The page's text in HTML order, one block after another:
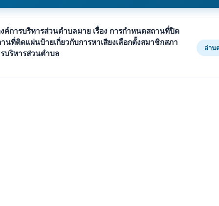
ค์การบริหารส่วนตำบลมาย เรื่อง การกำหนดสถานที่ปิด
นที่ติดแผ่นป้ายเกี่ยวกับการหาเสียงเลือกตั้งสมาชิกสภา
บริหารส่วนตำบล
อ่าน